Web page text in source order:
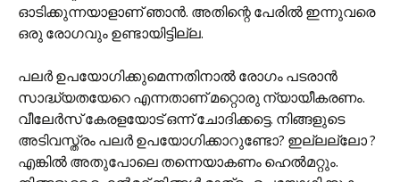
ഓടിക്കുന്നയാളാണ് ഞാൻ. അതിന്റെ പേരിൽ ഇന്നുവരെ
ഒരു രോഗവും ഉണ്ടായിട്ടില്ല.
പലർ ഉപയോഗിക്കുമെന്നതിനാൽ രോഗം പടരാൻ
സാദ്ധ്യതയേറെ എന്നതാണ് മറ്റൊരു ന്യായീകരണം.
വീലേർസ് കേരളയോട് ഒന്ന് ചോദിക്കട്ടെ. നിങ്ങളുടെ
അടിവസ്ത്രം പലർ ഉപയോഗിക്കാറുണ്ടോ? ഇല്ലല്ലോ ?
എങ്കിൽ അതുപോലെ തന്നെയാകണം ഹെൽമറ്റും.